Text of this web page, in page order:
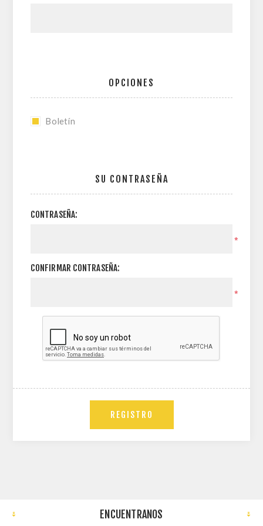
OPCIONES
Boletín
SU CONTRASEÑA
CONTRASEÑA:
*
CONFIRMAR CONTRASEÑA:
*
REGISTRO
ENCUENTRANOS